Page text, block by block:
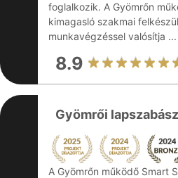
foglalkozik. A Gyömrőn
kimagasló szakmai
munkavégzéssel valósítja ...
8.9
Gyömrői
A Gyömrőn működő Smart